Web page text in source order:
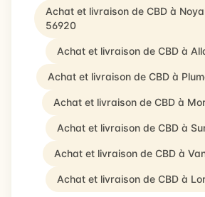
Achat et livraison de CBD à
56920
Achat et livraison de CBD à
Achat et livraison de CBD à
Achat et livraison de CBD à
Achat et livraison de CBD à
Achat et livraison de CBD à
Achat et livraison de CBD à